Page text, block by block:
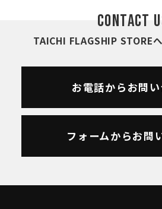
CONTACT
TAICHI FLAGSHIP STORE
お電話からお問
フォームからお問